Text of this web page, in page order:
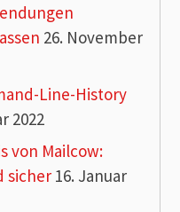
26. November
Line-History
2022
von Mailcow:
sicher 16. Januar